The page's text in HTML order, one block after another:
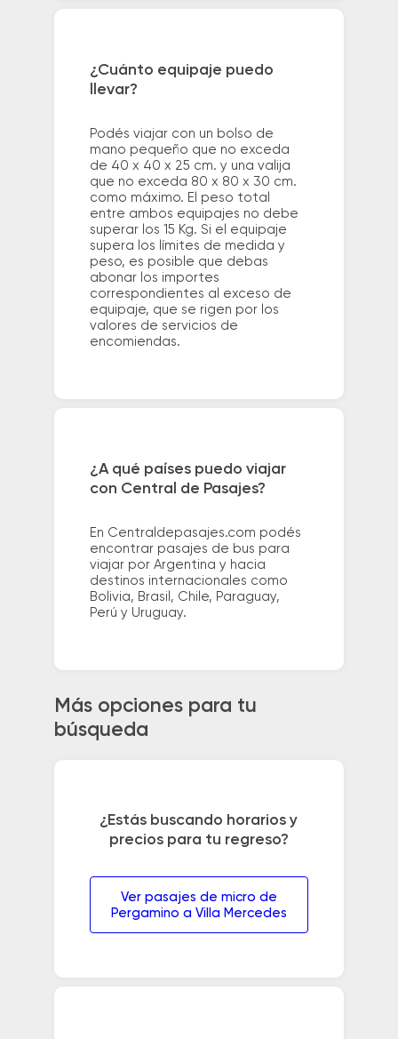
¿Cuánto equipaje puedo
llevar?
Podés viajar con un bolso de
mano pequeño que no exceda
de 40 x 40 x 25 cm. y una valija
que no exceda 80 x 80 x 30 cm.
como máximo. El peso total
entre ambos equipajes no debe
superar los 15 Kg. Si el equipaje
supera los límites de medida y
peso, es posible que debas
abonar los importes
correspondientes al exceso de
equipaje, que se rigen por los
valores de servicios de
encomiendas.
¿A qué países puedo viajar
con Central de Pasajes?
En Centraldepasajes.com podés
encontrar pasajes de bus para
viajar por Argentina y hacia
destinos internacionales como
Bolivia, Brasil, Chile, Paraguay,
Perú y Uruguay.
Más opciones para tu
búsqueda
¿Estás buscando horarios y
precios para tu regreso?
Ver pasajes de micro de
Pergamino a Villa Mercedes